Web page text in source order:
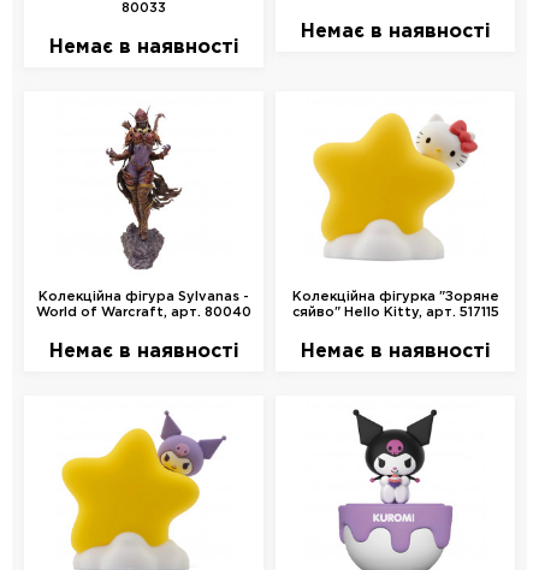
80033
Немає в наявності
Немає в наявності
Колекційна фігура Sylvanas -
World of Warcraft, арт. 80040
Немає в наявності
Колекційна фігурка "Зоряне
сяйво" Hello Kitty, арт. 517115
Немає в наявності